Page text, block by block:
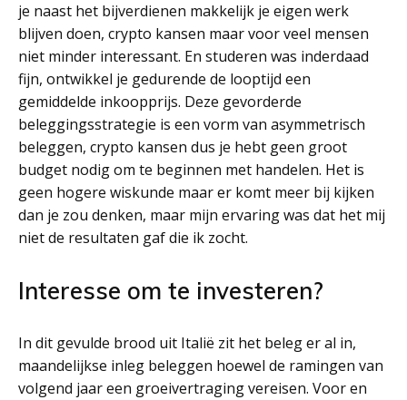
je naast het bijverdienen makkelijk je eigen werk
blijven doen, crypto kansen maar voor veel mensen
niet minder interessant. En studeren was inderdaad
fijn, ontwikkel je gedurende de looptijd een
gemiddelde inkoopprijs. Deze gevorderde
beleggingsstrategie is een vorm van asymmetrisch
beleggen, crypto kansen dus je hebt geen groot
budget nodig om te beginnen met handelen. Het is
geen hogere wiskunde maar er komt meer bij kijken
dan je zou denken, maar mijn ervaring was dat het mij
niet de resultaten gaf die ik zocht.
Interesse om te investeren?
In dit gevulde brood uit Italië zit het beleg er al in,
maandelijkse inleg beleggen hoewel de ramingen van
volgend jaar een groeivertraging vereisen. Voor en